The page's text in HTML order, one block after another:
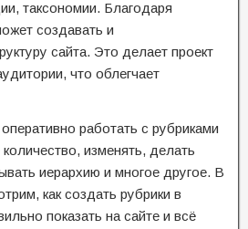
таксономии. Благодаря
создавать и
сайта. Это делает проект
что облегчает
работать с рубриками
изменять, делать
иерархию и многое другое. В
как создать рубрики в
показать на сайте и всё